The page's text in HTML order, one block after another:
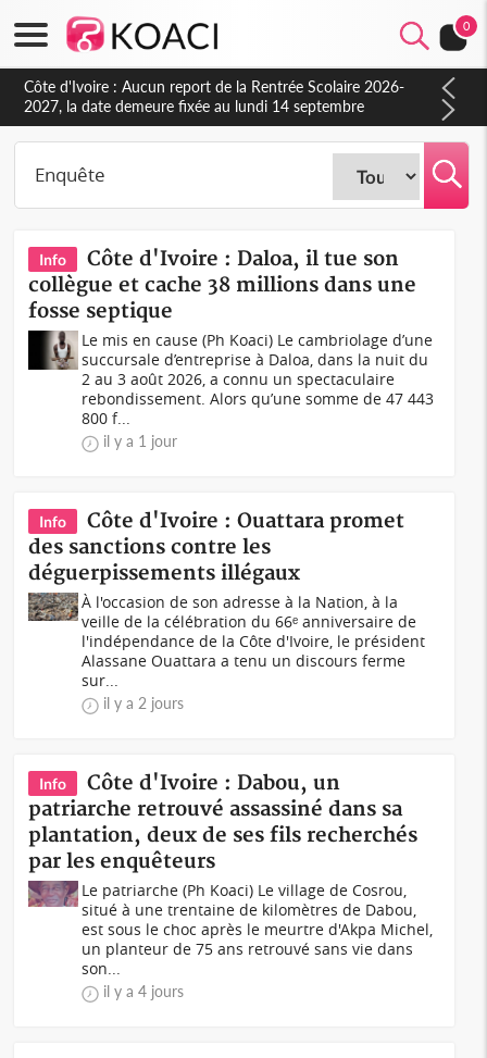
0
Côte d'Ivoire : Indépendance à Blahou, le sous-préfet : « La
fête nous invite à mesurer le chemin parcouru et à renouveler
notre engagement collectif en faveur du développement »
Info
Côte d'Ivoire : Daloa, il tue son
collègue et cache 38 millions dans une
fosse septique
Le mis en cause (Ph Koaci) Le cambriolage d’une
succursale d’entreprise à Daloa, dans la nuit du
2 au 3 août 2026, a connu un spectaculaire
rebondissement. Alors qu’une somme de 47 443
800 f...
il y a 1 jour
Info
Côte d'Ivoire : Ouattara promet
des sanctions contre les
déguerpissements illégaux
À l'occasion de son adresse à la Nation, à la
veille de la célébration du 66ᵉ anniversaire de
l'indépendance de la Côte d'Ivoire, le président
Alassane Ouattara a tenu un discours ferme
sur...
il y a 2 jours
Info
Côte d'Ivoire : Dabou, un
patriarche retrouvé assassiné dans sa
plantation, deux de ses fils recherchés
par les enquêteurs
Le patriarche (Ph Koaci) Le village de Cosrou,
situé à une trentaine de kilomètres de Dabou,
est sous le choc après le meurtre d'Akpa Michel,
un planteur de 75 ans retrouvé sans vie dans
son...
il y a 4 jours